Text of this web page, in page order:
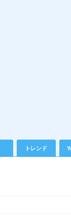
トレンド